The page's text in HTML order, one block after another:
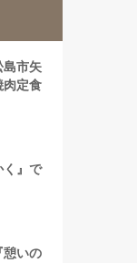
島市矢
肉定食
く』で
憩いの